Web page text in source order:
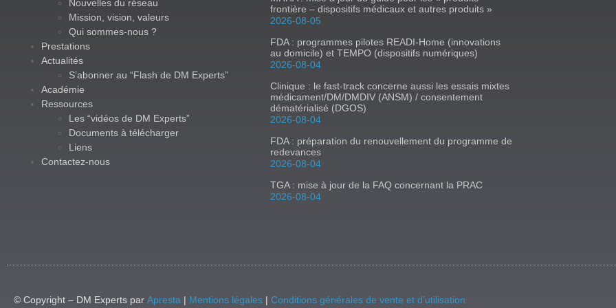
Nouvelles du réseau
Mission, vision, valeurs
Qui sommes-nous ?
Prestations
Actualités
S’abonner au “Flash de DM Experts”
Académie
Ressources
Les “vidéos de DM Experts”
Documents à télécharger
Liens
Contactez-nous
frontière – dispositifs médicaux et autres produits »
2026-08-05
FDA : programmes pilotes READI-Home (innovations
au domicile) et TEMPO (dispositifs numériques)
2026-08-04
Clinique : le fast-track concerne aussi les essais mixtes
médicament/DM/DMDIV (ANSM) / consentement
dématérialisé (DGOS)
2026-08-04
FDA : préparation du renouvellement du programme de
redevances
2026-08-04
TGA : mise à jour de la FAQ concernant la PRAC
2026-08-04
© Copyright – DM Experts par Apresta | Mentions légales | Conditions générales de vente et d’utilisation